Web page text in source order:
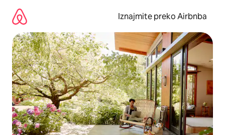
sadržaj
Iznajmite preko Airbnba